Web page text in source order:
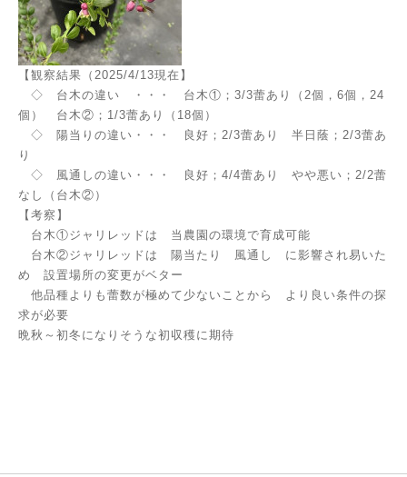
【観察結果（2025/4/13現在】
◇ 台木の違い ・・・ 台木①；3/3蕾あり（2個，6個，24
個） 台木②；1/3蕾あり（18個）
◇ 陽当りの違い・・・ 良好；2/3蕾あり 半日蔭；2/3蕾あ
り
◇ 風通しの違い・・・ 良好；4/4蕾あり やや悪い；2/2蕾
なし（台木②）
【考察】
台木①ジャリレッドは 当農園の環境で育成可能
台木②ジャリレッドは 陽当たり 風通し に影響され易いた
め 設置場所の変更がベター
他品種よりも蕾数が極めて少ないことから より良い条件の探
求が必要
晩秋～初冬になりそうな初収穫に期待